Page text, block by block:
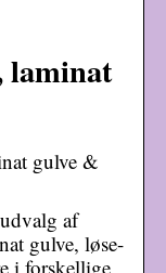
laminat
gulve &
af
gulve, løse-
i forskellige